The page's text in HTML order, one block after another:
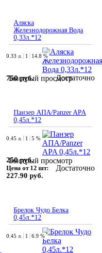
Аляска
Железнодорожная Вода
0,33л.*12
Быстрый просмотр
0.33 л. 1 14.8 %
750 руб. Достаточно
Панзер АПА/Panzer APA
0,45л.*12
Быстрый просмотр
0.45 л. 1 5 %
250 руб.
Цена от 12 шт:
227.90 руб.
Достаточно
Брелок Чудо Белка
0,45л.*12
0.45 л. 1 6.9 %